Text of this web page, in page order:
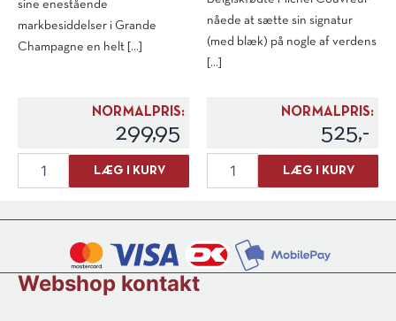
sine enestående
markbesiddelser i Grande
Champagne en helt [...]
NORMALPRIS:
299,95
antal
LÆG I KURV
nåede at sætte sin signatur
(med blæk) på nogle af verdens
[...]
NORMALPRIS:
525,-
Couvreur
Malt
antal
LÆG I KURV
Webshop kontakt